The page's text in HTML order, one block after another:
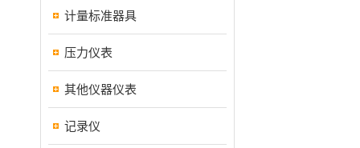
计量标准器具
压力仪表
其他仪器仪表
记录仪